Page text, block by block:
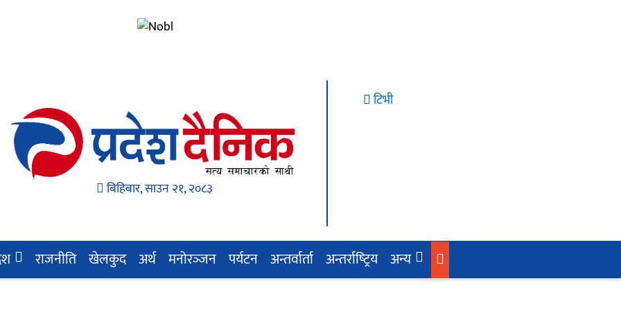
बिहिबार, साउन २१, २०८३
टिभी
राजनीति खेलकुद अर्थ मनोरञ्‍जन पर्यटन अन्तर्वार्ता अन्तर्राष्‍ट्रिय अन्य